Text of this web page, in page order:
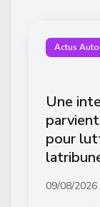
Actus
Une
pour
09/08/2026